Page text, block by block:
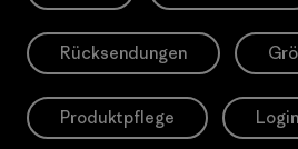
Rücksendungen
Produktpflege Login